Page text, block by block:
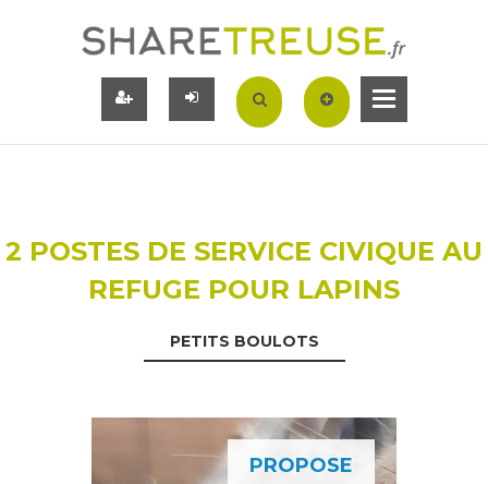
2 POSTES DE SERVICE CIVIQUE AU
REFUGE POUR LAPINS
PETITS BOULOTS
PROPOSE